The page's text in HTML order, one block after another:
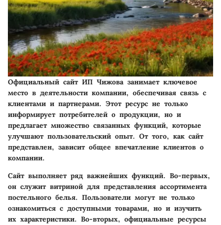
Официальный сайт ИП Чижова занимает ключевое
место в деятельности компании, обеспечивая связь с
клиентами и партнерами. Этот ресурс не только
информирует потребителей о продукции, но и
предлагает множество связанных функций, которые
улучшают пользовательский опыт. От того, как сайт
представлен, зависит общее впечатление клиентов о
компании.
Сайт выполняет ряд важнейших функций. Во-первых,
он служит витриной для представления ассортимента
постельного белья. Пользователи могут не только
ознакомиться с доступными товарами, но и изучить
их характеристики. Во-вторых, официальные ресурсы